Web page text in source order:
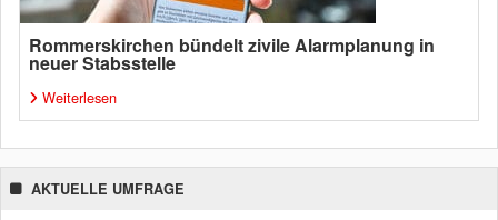
Rommerskirchen bündelt zivile Alarmplanung in
neuer Stabsstelle
Weiterlesen
AKTUELLE UMFRAGE